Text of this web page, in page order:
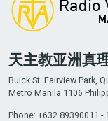
天主教亚洲真
Buick St. Fairview Park,
Metro Manila 1106
Phone: +632 89390011 -